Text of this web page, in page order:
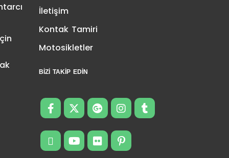
İletişim
Kontak Tamiri
Motosikletler
BIZI TAKIP EDIN